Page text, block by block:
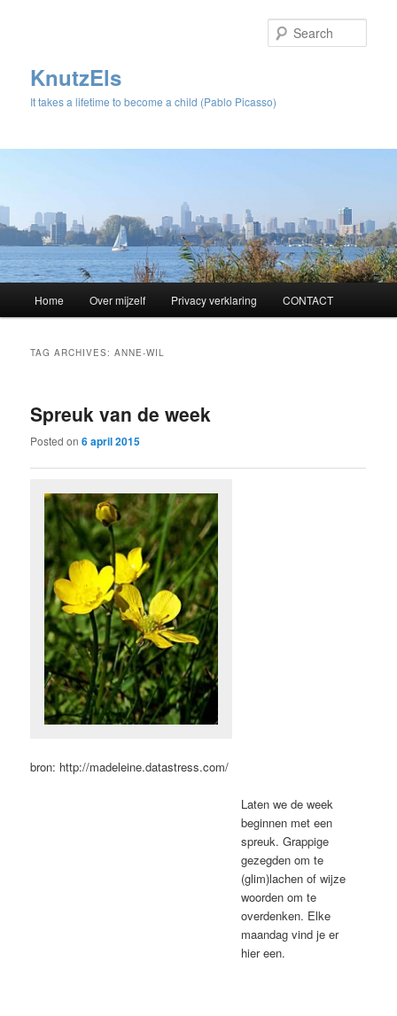
KnutzEls
It takes a lifetime to become a child (Pablo Picasso)
Skip
content
Skip
content
Home Over mijzelf Privacy verklaring CONTACT
TAG ARCHIVES:ANNE-WIL
Spreuk van de week
Posted on6 april 2015
bron: http://madeleine.datastress.com/
Laten we de week
beginnen met een
spreuk. Grappige
gezegden om te
(glim)lachen of wijze
woorden om te
overdenken. Elke
maandag vind je er
hier een.